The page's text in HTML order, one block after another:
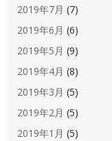
2019年7月 (7)
2019年6月 (6)
2019年5月 (9)
2019年4月 (8)
2019年3月 (5)
2019年2月 (5)
2019年1月 (5)